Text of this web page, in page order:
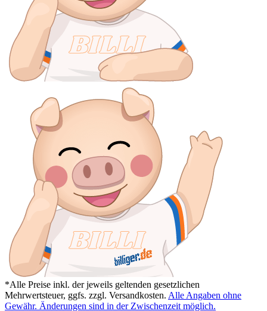
*Alle Preise inkl. der jeweils geltenden gesetzlichen
Mehrwertsteuer, ggfs. zzgl. Versandkosten. Alle Angaben ohne
Gewähr. Änderungen sind in der Zwischenzeit möglich.